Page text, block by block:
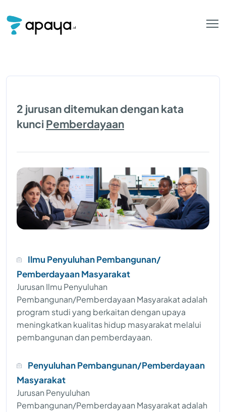
2 jurusan ditemukan dengan kata
kunci Pemberdayaan
Ilmu Penyuluhan Pembangunan/
Pemberdayaan Masyarakat
Jurusan Ilmu Penyuluhan
Pembangunan/Pemberdayaan Masyarakat adalah
program studi yang berkaitan dengan upaya
meningkatkan kualitas hidup masyarakat melalui
pembangunan dan pemberdayaan.
Penyuluhan Pembangunan/Pemberdayaan
Masyarakat
Jurusan Penyuluhan
Pembangunan/Pemberdayaan Masyarakat adalah